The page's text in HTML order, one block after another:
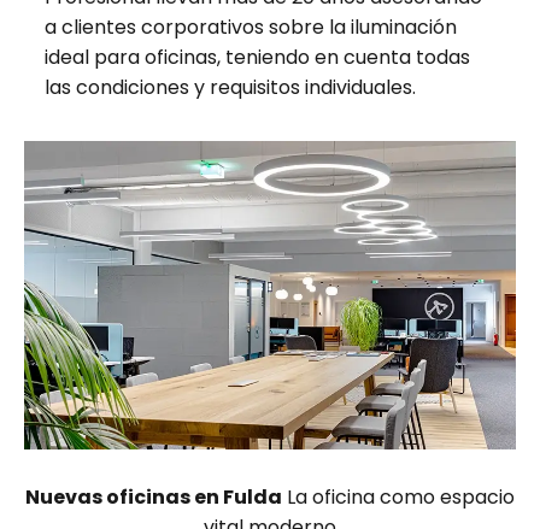
a clientes corporativos sobre la iluminación
ideal para oficinas, teniendo en cuenta todas
las condiciones y requisitos individuales.
Nuevas oficinas en Fulda La oficina como espacio